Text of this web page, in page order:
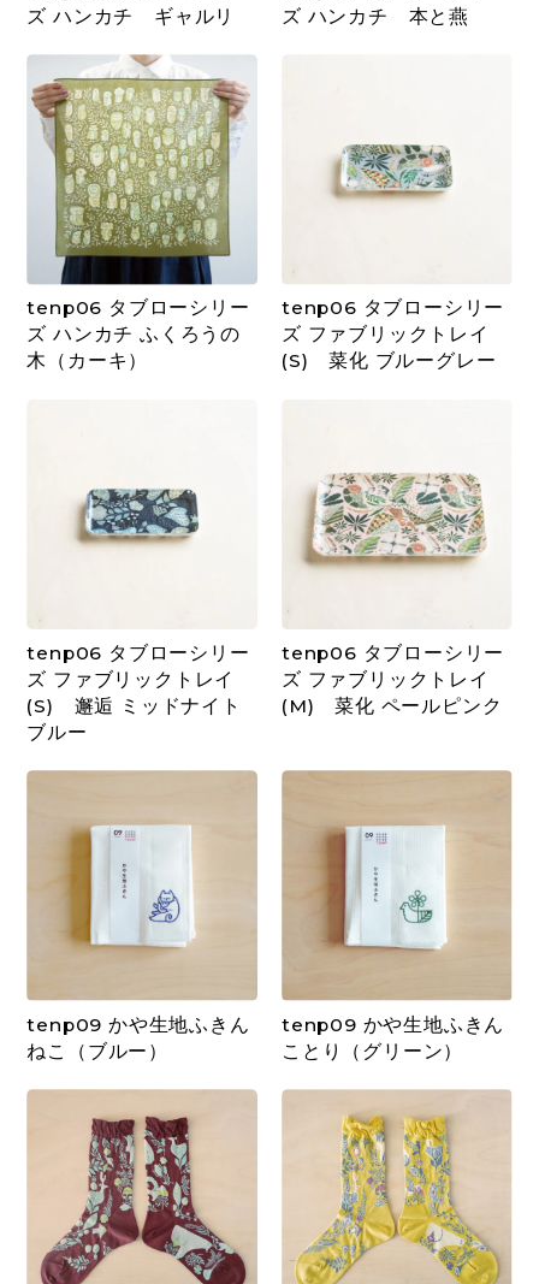
ズ ハンカチ ギャルリ
ズ ハンカチ 本と燕
tenp06 タブローシリー
ズ ハンカチ ふくろうの
木（カーキ）
tenp06 タブローシリー
ズ ファブリックトレイ
(S) 菜化 ブルーグレー
tenp06 タブローシリー
ズ ファブリックトレイ
(S) 邂逅 ミッドナイト
ブルー
tenp06 タブローシリー
ズ ファブリックトレイ
(M) 菜化 ペールピンク
tenp09 かや生地ふきん
ねこ（ブルー）
tenp09 かや生地ふきん
ことり（グリーン）